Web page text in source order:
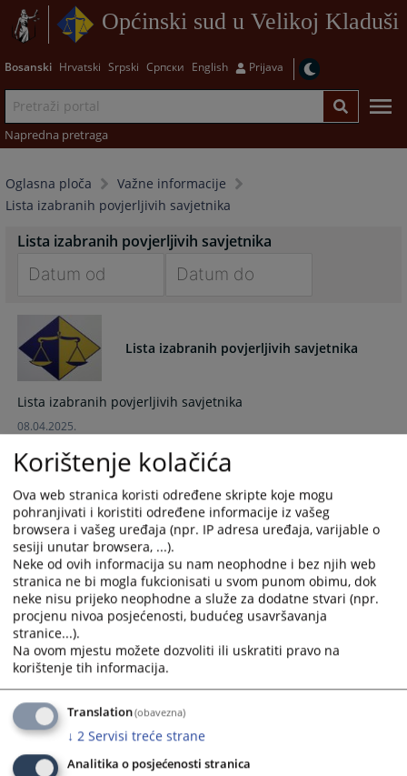
Općinski sud u Velikoj Kladuši
Bosanski Hrvatski Srpski Српски English Prijava
Napredna pretraga
Oglasna ploča
Važne informacije
Lista izabranih povjerljivih savjetnika
Lista izabranih povjerljivih savjetnika
forward
to
interact
with
the
calendar
select
date.
Press
the
question
mark
key
to
get
the
keyboard
shortcuts
for
changing
dates.
to
the
select
date.
Press
the
question
mark
key
to
get
keyboard
shortcuts
changing
dates.
Lista izabranih povjerljivih savjetnika
Lista izabranih povjerljivih savjetnika
08.04.2025.
Korištenje kolačića
Ova web stranica koristi određene skripte koje mogu
pohranjivati i koristiti određene informacije iz vašeg
browsera i vašeg uređaja (npr. IP adresa uređaja, varijable o
sesiji unutar browsera, ...).
Neke od ovih informacija su nam neophodne i bez njih web
stranica ne bi mogla fukcionisati u svom punom obimu, dok
neke nisu prijeko neophodne a služe za dodatne stvari (npr.
procjenu nivoa posjećenosti, budućeg usavršavanja
stranice...).
Na ovom mjestu možete dozvoliti ili uskratiti pravo na
korištenje tih informacija.
Translation(obavezna)
↓ 2 Servisi treće strane
Analitika o posjećenosti stranica